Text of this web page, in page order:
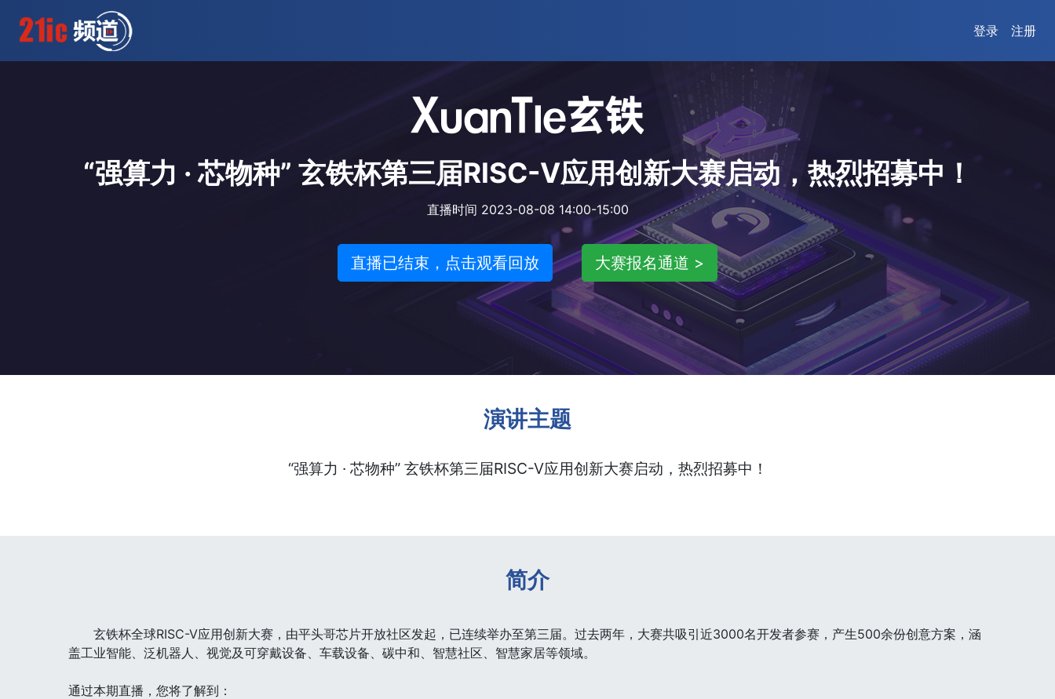
登录 注册
“强算力 · 芯物种” 玄铁杯第三届RISC-V应用创新大赛启动，热烈招募中！
直播时间 2023-08-08 14:00-15:00
直播已结束，点击观看回放 大赛报名通道 >
演讲主题
“强算力 · 芯物种” 玄铁杯第三届RISC-V应用创新大赛启动，热烈招募中！
简介
玄铁杯全球RISC-V应用创新大赛，由平头哥芯片开放社区发起，已连续举办至第三届。过去两年，大赛共吸引近3000名开发者参赛，产生500余份创意方案，涵
盖工业智能、泛机器人、视觉及可穿戴设备、车载设备、碳中和、智慧社区、智慧家居等领域。
通过本期直播，您将了解到：